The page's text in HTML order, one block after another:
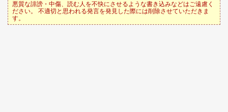
悪質な誹謗・中傷、読む人を不快にさせるような書き込みなどはご遠慮く
ださい。 不適切と思われる発言を発見した際には削除させていただきま
す。